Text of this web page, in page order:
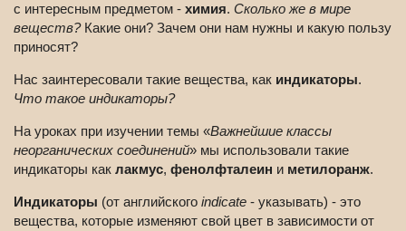
с интересным предметом - химия. Сколько же в мире
веществ?Какие они? Зачем они нам нужны и какую пользу
приносят?
Нас заинтересовали такие вещества, как индикаторы.
Что такое индикаторы?
На уроках при изучении темы «Важнейшие классы
неорганических соединений» мы использовали такие
индикаторы как лакмус, фенолфталеин и метилоранж.
Индикаторы (от английского indicate - указывать) - это
вещества, которые изменяют свой цвет в зависимости от